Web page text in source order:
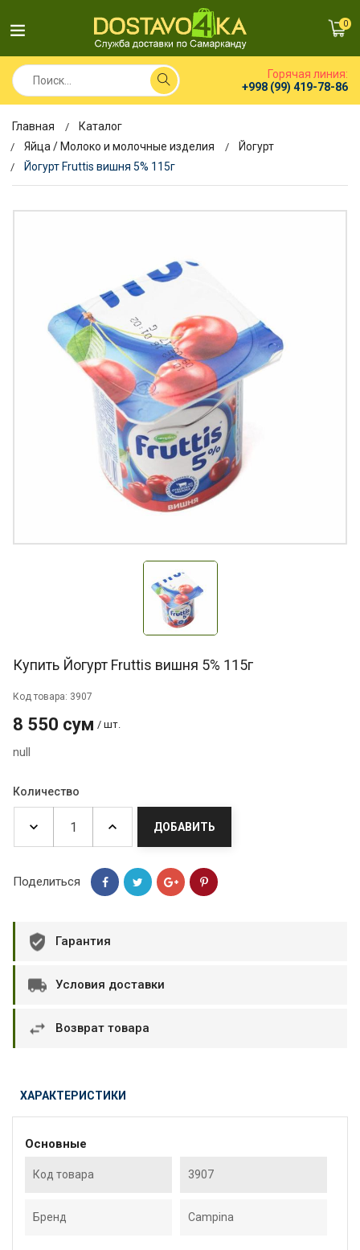
0
Горячая линия:
+998 (99) 419-78-86
Главная
Каталог
Яйца / Молоко и молочные изделия
Йогурт
Йогурт Fruttis вишня 5% 115г
Купить Йогурт Fruttis вишня 5% 115г
Код товара: 3907
8 550 сум / шт.
null
Количество
ДОБАВИТЬ
Поделиться
Гарантия
Условия доставки
Возврат товара
ХАРАКТЕРИСТИКИ
Основные
Код товара 3907
Бренд Campina